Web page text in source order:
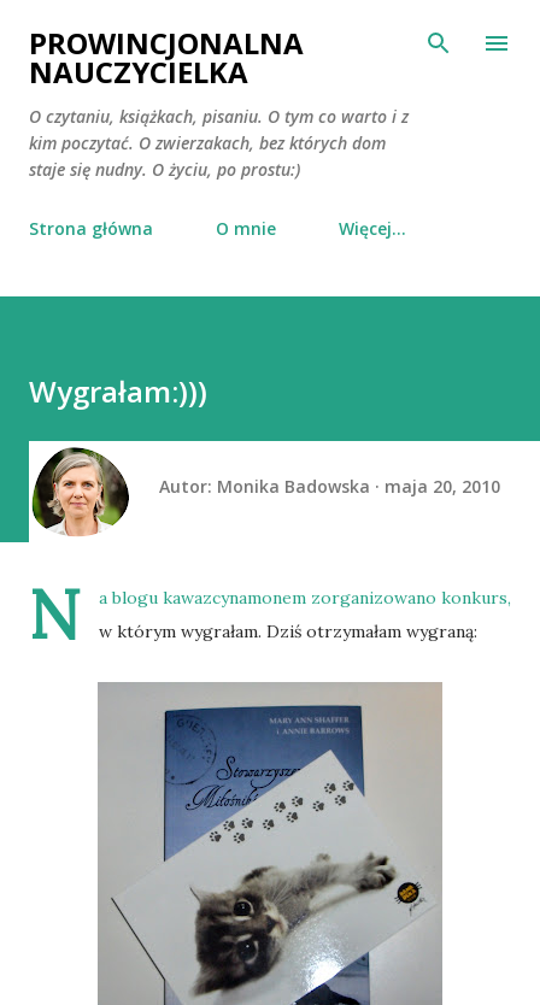
Przejdź do głównej zawartości
PROWINCJONALNA
NAUCZYCIELKA
O czytaniu, książkach, pisaniu. O tym co warto i z
kim poczytać. O zwierzakach, bez których dom
staje się nudny. O życiu, po prostu:)
Strona główna O mnie Więcej…
Wygrałam:)))
Autor: Monika Badowska maja 20, 2010
N a blogu kawazcynamonem zorganizowano konkurs,
w którym wygrałam. Dziś otrzymałam wygraną: